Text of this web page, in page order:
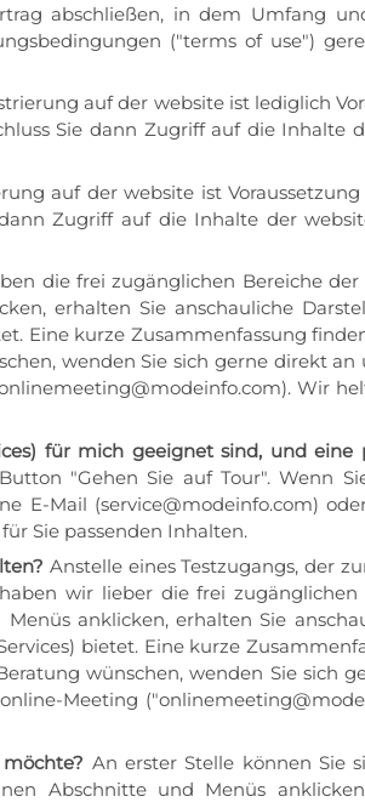
abschließen, in dem Umfang
("terms of use")
auf der website ist lediglich
Sie dann Zugriff auf die Inhalte
auf der website ist
Zugriff auf die Inhalte der
die frei zugänglichen Bereiche
erhalten Sie anschauliche
Eine kurze Zusammenfassung
wenden Sie sich gerne direkt
Wir
für mich geeignet sind, und eine
"Gehen Sie auf Tour". Wenn
E-Mail (service@modeinfo.com)
Sie passenden Inhalten.
Anstelle eines Testzugangs, der
wir lieber die frei zugänglichen
anklicken, erhalten Sie
bietet. Eine kurze
wünschen, wenden Sie sich
Meeting
An erster Stelle können Sie
Abschnitte und Menüs